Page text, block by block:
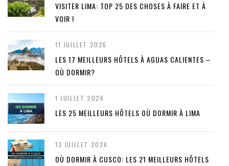
VISITER LIMA: TOP 25 DES CHOSES À FAIRE ET À
VOIR !
11 JUILLET 2026
LES 17 MEILLEURS HÔTELS À AGUAS CALIENTES –
OÙ DORMIR?
1 JUILLET 2026
LES 25 MEILLEURS HÔTELS OÙ DORMIR À LIMA
13 JUILLET 2026
OÙ DORMIR À CUSCO: LES 21 MEILLEURS HÔTELS